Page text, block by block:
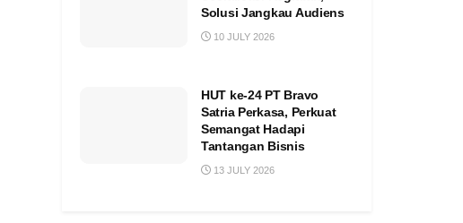
Solusi Jangkau Audiens
10 JULY 2026
HUT ke-24 PT Bravo
Satria Perkasa, Perkuat
Semangat Hadapi
Tantangan Bisnis
13 JULY 2026